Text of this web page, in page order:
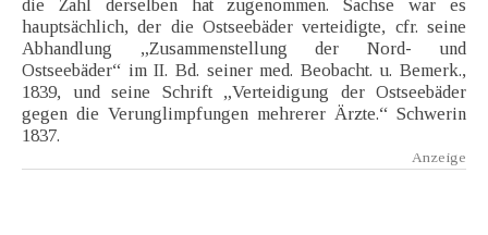
die Zahl derselben hat zugenommen. Sachse war es
hauptsächlich, der die Ostseebäder verteidigte, cfr. seine
Abhandlung „Zusammenstellung der Nord- und
Ostseebäder“ im II. Bd. seiner med. Beobacht. u. Bemerk.,
1839, und seine Schrift „Verteidigung der Ostseebäder
gegen die Verunglimpfungen mehrerer Ärzte.“ Schwerin
1837.